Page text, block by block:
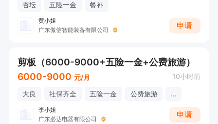
杏坛 五险一金 餐补
黄小姐
广东傲信智能装备有限公司
申请
剪板（6000-9000+五险一金+公费旅游）
6000-9000 元/月 10小时前
大良 社保齐全 五险一金 公费旅游 ...
李小姐
广东必达电器有限公司
申请